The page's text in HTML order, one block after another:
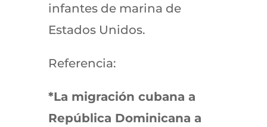
infantes de marina de
Estados Unidos.
Referencia:
*La migración cubana a
República Dominicana a